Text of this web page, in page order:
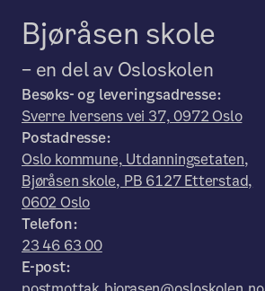
Bjøråsen skole
– en del av Osloskolen
Besøks- og leveringsadresse:
Sverre Iversens vei 37, 0972 Oslo
Postadresse:
Oslo kommune, Utdanningsetaten,
Bjøråsen skole, PB 6127 Etterstad,
0602 Oslo
Telefon:
23 46 63 00
E-post: